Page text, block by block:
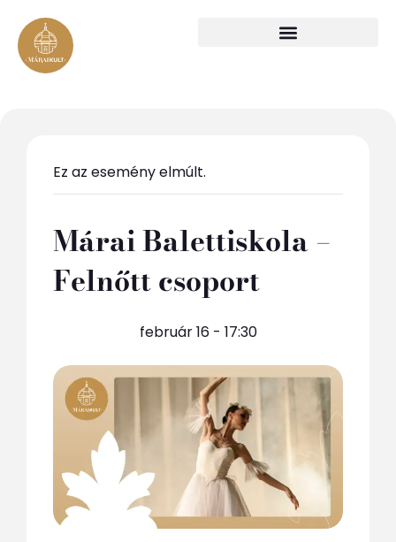
Ez az esemény elmúlt.
Márai Balettiskola –
Felnőtt csoport
február 16 - 17:30